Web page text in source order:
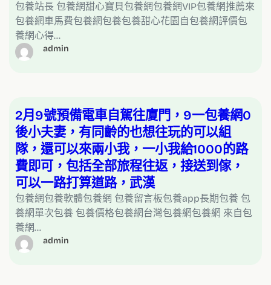
包養站長 包養網甜心寶貝包養網包養網VIP包養網推薦來
包養網車馬費包養網包養包養甜心花園自包養網評價包
養網心得…
admin
2月9號預備電車自駕往廈門，9一包養網0
後小夫妻，有同齡的也想往玩的可以組
隊，還可以來兩小我，一小我給1000的路
費即可，包括全部旅程往返，接送到傢，
可以一路打算道路，武漢
包養網包養軟體包養網 包養留言板包養app長期包養 包
養網單次包養 包養價格包養網台灣包養網包養網 來自包
養網…
admin